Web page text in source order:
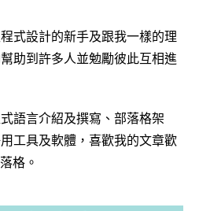
式設計的新手及跟我一樣的理
助到許多人並勉勵彼此互相進
語言介紹及撰寫、部落格架
工具及軟體，喜歡我的文章歡
格。